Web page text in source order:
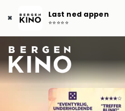
✖ Last ned appen
⭐⭐⭐⭐⭐